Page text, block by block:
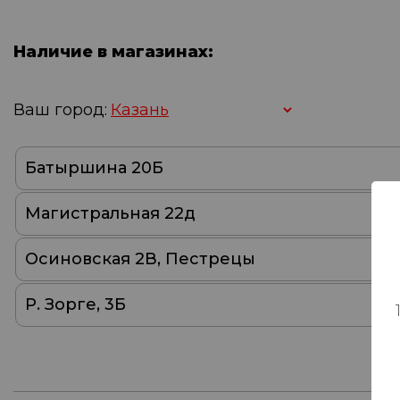
Наличие в магазинах:
Ваш город:
Батыршина 20Б
Магистральная 22д
Осиновская 2В, Пестрецы
Р. Зорге, 3Б